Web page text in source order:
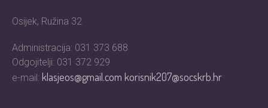
Osijek, Ružina 32
Administracija: 031 373 688
Odgojitelji: 031 372 929
e-mail: klasjeos@gmail.comkorisnik207@socskrb.hr